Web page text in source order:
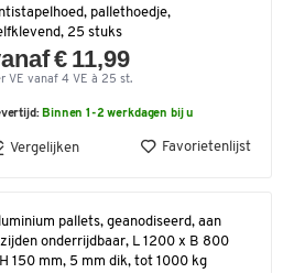
pallethoedje,
25 stuks
€ 11,99
VE vanaf 4 VE à 25 st.
Binnen 1-2 werkdagen bij u
Vergelijken Favorietenlijst
pallets, geanodiseerd, aan
onderrijdbaar, L 1200 x B 800
150 mm, 5 mm dik, tot 1000 kg